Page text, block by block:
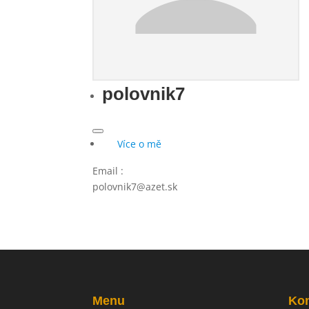
polovnik7
Více o mě
Email :
polovnik7@azet.sk
Menu